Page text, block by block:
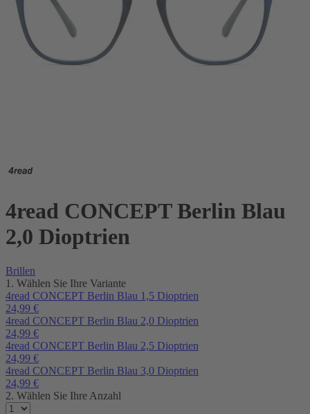
4read CONCEPT Berlin Blau
2,0 Dioptrien
Brillen
1. Wählen Sie Ihre Variante
4read CONCEPT Berlin Blau 1,5 Dioptrien
24,99 €
4read CONCEPT Berlin Blau 2,0 Dioptrien
24,99 €
4read CONCEPT Berlin Blau 2,5 Dioptrien
24,99 €
4read CONCEPT Berlin Blau 3,0 Dioptrien
24,99 €
2. Wählen Sie Ihre Anzahl